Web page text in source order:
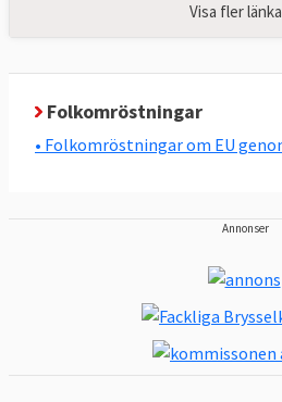
Visa fler
Folkomröstningar
• Folkomröstningar om EU
Annonser